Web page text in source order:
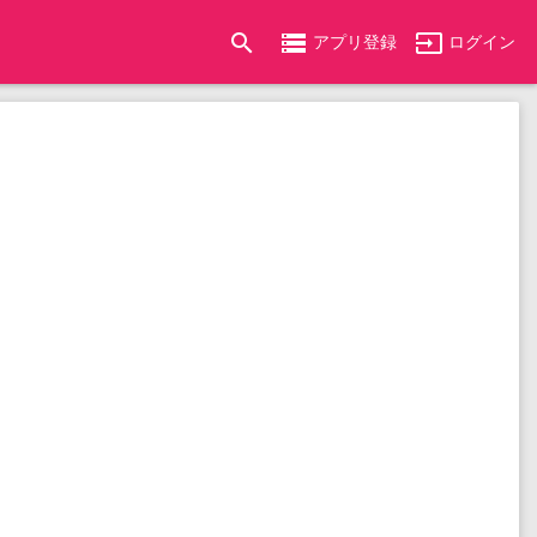
search storage アプリ登録 input ログイン